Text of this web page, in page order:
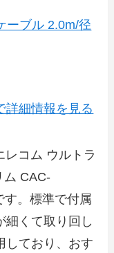
ーブル 2.0m/径
詳細情報を見る
レコム ウルトラ
ム CAC-
す。標準で付属
細くて取り回し
しており、おす